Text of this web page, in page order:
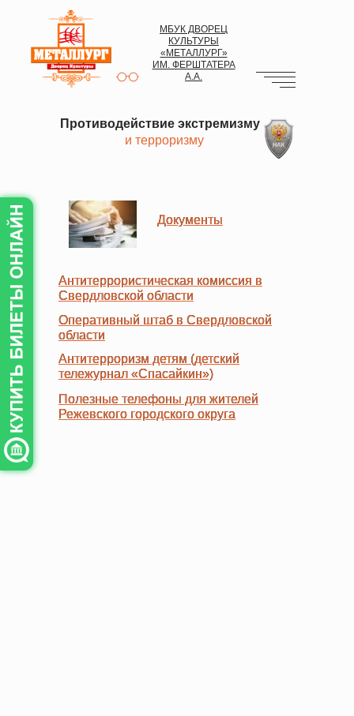
МБУК ДВОРЕЦ
КУЛЬТУРЫ
«МЕТАЛЛУРГ»
ИМ. ФЕРШТАТЕРА
А.А.
Противодействие экстремизму
и терроризму
Документы
Документы
Антитеррористическая комиссия в
Свердловской области
Антитеррористическая комиссия в
Свердловской области
Оперативный штаб в Свердловской
области
Оперативный штаб в Свердловской
области
Антитерроризм детям (детский
тележурнал «Спасайкин»)
Антитерроризм детям (детский
тележурнал «Спасайкин»)
Полезные телефоны для жителей
Режевского городского округа
Полезные телефоны для жителей
Режевского городского округа